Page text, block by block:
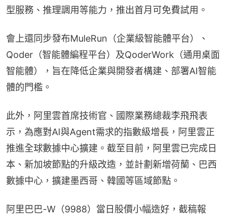
型服務、推理調用等能力，推出首月可免費試用。
會上還同步發布MuleRun（企業級智能體平台）、
Qoder（智能體編程平台）及QoderWork（通用桌面
智能體），旨在降低企業與開發者構建、部署AI智能
體的門檻。
此外，阿里雲首席技術官、國際業務總裁李飛飛表
示，為應對AI與Agent需求的指數級增長，阿里雲正
推進全球數據中心擴建。截至目前，阿里雲已完成日
本、新加坡節點的升級改造，並計劃新增荷蘭、巴西
數據中心，擴建墨西哥、韓國等區域節點。
阿里巴巴-W（9988）當日股價小幅造好，截稿報